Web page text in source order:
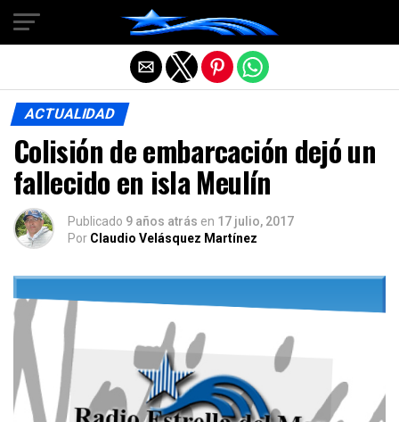
ACTUALIDAD
Colisión de embarcación dejó un
fallecido en isla Meulín
Publicado 9 años atrás en 17 julio, 2017
Por Claudio Velásquez Martínez
Salir de la versión móvil